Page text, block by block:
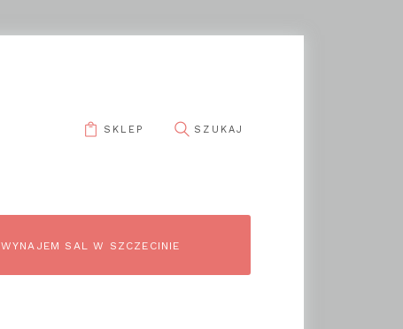
SKLEP
WYNAJEM SAL W SZCZECINIE